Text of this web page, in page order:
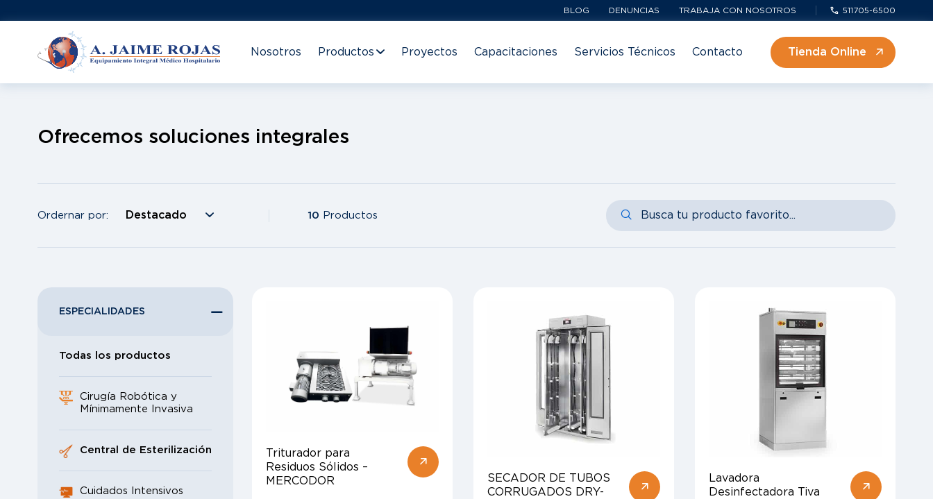
BLOG DENUNCIAS TRABAJA CON NOSOTROS 511705-6500
Nosotros Productos Proyectos Capacitaciones Servicios Técnicos Contacto Tienda Online
Ofrecemos soluciones integrales
Ordernar por: 10 Productos
ESPECIALIDADES
Todas los productos
Cirugía Robótica y
Mínimamente Invasiva
Central de Esterilización
Cuidados Intensivos
Triturador para
Residuos Sólidos –
MERCODOR
SECADOR DE TUBOS
CORRUGADOS DRY-
Lavadora
Desinfectadora Tiva